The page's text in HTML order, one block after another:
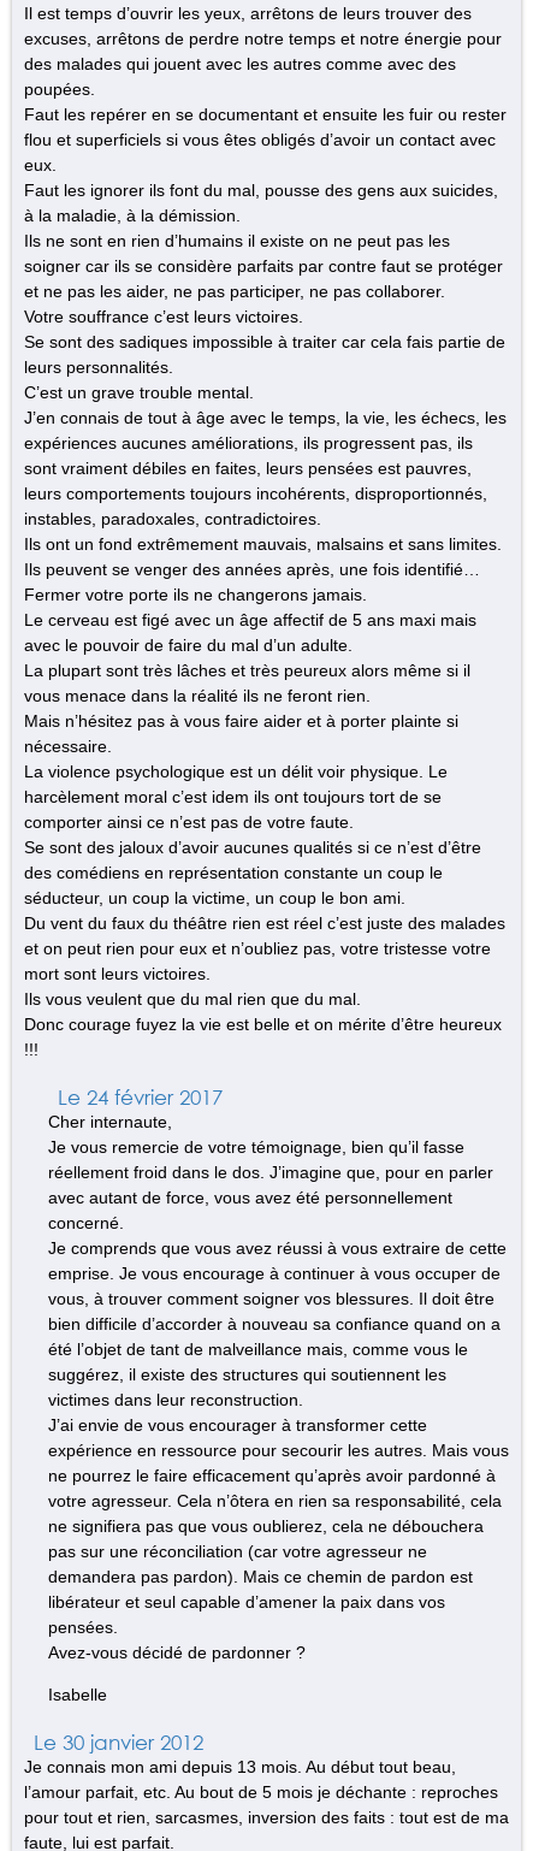
Il est temps d’ouvrir les yeux, arrêtons de leurs trouver des
excuses, arrêtons de perdre notre temps et notre énergie pour
des malades qui jouent avec les autres comme avec des
poupées.
Faut les repérer en se documentant et ensuite les fuir ou rester
flou et superficiels si vous êtes obligés d’avoir un contact avec
eux.
Faut les ignorer ils font du mal, pousse des gens aux suicides,
à la maladie, à la démission.
Ils ne sont en rien d’humains il existe on ne peut pas les
soigner car ils se considère parfaits par contre faut se protéger
et ne pas les aider, ne pas participer, ne pas collaborer.
Votre souffrance c’est leurs victoires.
Se sont des sadiques impossible à traiter car cela fais partie de
leurs personnalités.
C’est un grave trouble mental.
J’en connais de tout à âge avec le temps, la vie, les échecs, les
expériences aucunes améliorations, ils progressent pas, ils
sont vraiment débiles en faites, leurs pensées est pauvres,
leurs comportements toujours incohérents, disproportionnés,
instables, paradoxales, contradictoires.
Ils ont un fond extrêmement mauvais, malsains et sans limites.
Ils peuvent se venger des années après, une fois identifié…
Fermer votre porte ils ne changerons jamais.
Le cerveau est figé avec un âge affectif de 5 ans maxi mais
avec le pouvoir de faire du mal d’un adulte.
La plupart sont très lâches et très peureux alors même si il
vous menace dans la réalité ils ne feront rien.
Mais n’hésitez pas à vous faire aider et à porter plainte si
nécessaire.
La violence psychologique est un délit voir physique. Le
harcèlement moral c’est idem ils ont toujours tort de se
comporter ainsi ce n’est pas de votre faute.
Se sont des jaloux d’avoir aucunes qualités si ce n’est d’être
des comédiens en représentation constante un coup le
séducteur, un coup la victime, un coup le bon ami.
Du vent du faux du théâtre rien est réel c’est juste des malades
et on peut rien pour eux et n’oubliez pas, votre tristesse votre
mort sont leurs victoires.
Ils vous veulent que du mal rien que du mal.
Donc courage fuyez la vie est belle et on mérite d’être heureux
!!!
Le 24 février 2017
Cher internaute,
Je vous remercie de votre témoignage, bien qu’il fasse
réellement froid dans le dos. J’imagine que, pour en parler
avec autant de force, vous avez été personnellement
concerné.
Je comprends que vous avez réussi à vous extraire de cette
emprise. Je vous encourage à continuer à vous occuper de
vous, à trouver comment soigner vos blessures. Il doit être
bien difficile d’accorder à nouveau sa confiance quand on a
été l’objet de tant de malveillance mais, comme vous le
suggérez, il existe des structures qui soutiennent les
victimes dans leur reconstruction.
J’ai envie de vous encourager à transformer cette
expérience en ressource pour secourir les autres. Mais vous
ne pourrez le faire efficacement qu’après avoir pardonné à
votre agresseur. Cela n’ôtera en rien sa responsabilité, cela
ne signifiera pas que vous oublierez, cela ne débouchera
pas sur une réconciliation (car votre agresseur ne
demandera pas pardon). Mais ce chemin de pardon est
libérateur et seul capable d’amener la paix dans vos
pensées.
Avez-vous décidé de pardonner ?
Isabelle
Le 30 janvier 2012
Je connais mon ami depuis 13 mois. Au début tout beau,
l’amour parfait, etc. Au bout de 5 mois je déchante : reproches
pour tout et rien, sarcasmes, inversion des faits : tout est de ma
faute, lui est parfait.